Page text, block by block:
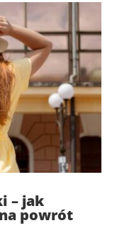
– jak
powrót